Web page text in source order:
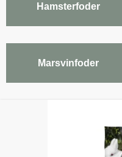
Hamsterfoder
Marsvinfoder